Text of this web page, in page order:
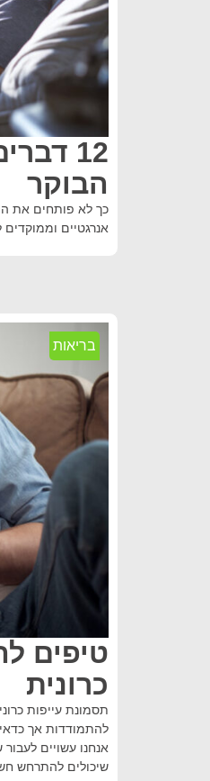
12
הבוקר
כך לא פותחים את
אנרגטיים וממוקדים
בריאות
טיפים
כרונית
תסמונת עייפות
להתמודדות אך
אנחנו עשויים
שיכולים להתרחש